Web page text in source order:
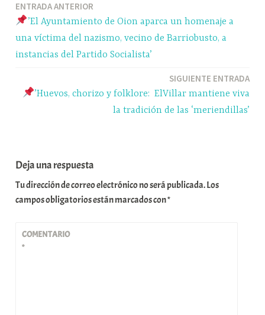
pp m rti
r
Navegación
de
entradas
ENTRADA ANTERIOR
’El Ayuntamiento de Oion aparca un homenaje a
una víctima del nazismo, vecino de Barriobusto, a
instancias del Partido Socialista’
SIGUIENTE ENTRADA
’Huevos, chorizo y folklore: ElVillar mantiene viva
la tradición de las ‘meriendillas’
Deja una respuesta
Tu dirección de correo electrónico no será publicada.Los
campos obligatorios están marcados con*
COMENTARIO
*